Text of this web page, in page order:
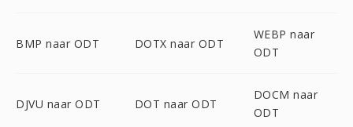
BMP naar ODT DOTX naar ODT
WEBP naar
ODT
DJVU naar ODT DOT naar ODT
DOCM naar
ODT